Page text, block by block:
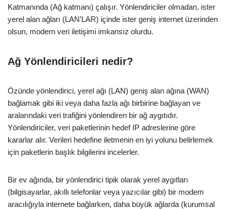
Katmanında (Ağ katmanı) çalışır. Yönlendiriciler olmadan, ister
yerel alan ağları (LAN’LAR) içinde ister geniş internet üzerinden
olsun, modern veri iletişimi imkansız olurdu.
Ağ Yönlendiricileri nedir?
Özünde yönlendirici, yerel ağı (LAN) geniş alan ağına (WAN)
bağlamak gibi iki veya daha fazla ağı birbirine bağlayan ve
aralarındaki veri trafiğini yönlendiren bir ağ aygıtıdır.
Yönlendiriciler, veri paketlerinin hedef IP adreslerine göre
kararlar alır. Verileri hedefine iletmenin en iyi yolunu belirlemek
için paketlerin başlık bilgilerini incelerler.
Bir ev ağında, bir yönlendirici tipik olarak yerel aygıtları
(bilgisayarlar, akıllı telefonlar veya yazıcılar gibi) bir modem
aracılığıyla internete bağlarken, daha büyük ağlarda (kurumsal